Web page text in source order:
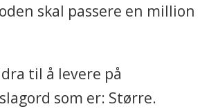
skal passere en million
til å levere på
som er: Større.